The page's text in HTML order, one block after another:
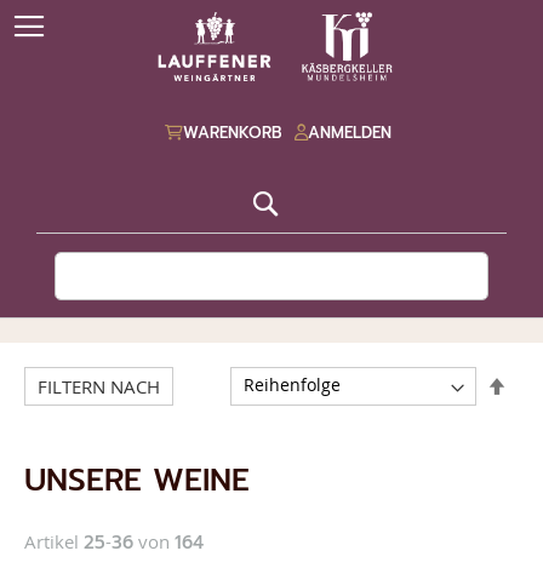
WARENKORB ANMELDEN
UNSERE WEINE
Artikel 25-36 von 164
FILTERN NACH